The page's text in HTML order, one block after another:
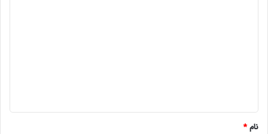
نام*